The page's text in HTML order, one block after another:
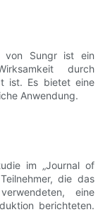
von Sungr ist ein
durch
ist. Es bietet eine
Anwendung.
im „Journal of
die das
eine
berichteten.